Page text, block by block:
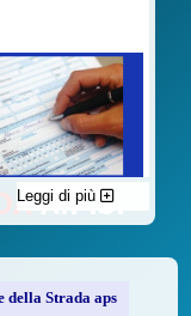
a favore
ai superstiti ed ai
5 per mille della
Leggi di più
Strada aps